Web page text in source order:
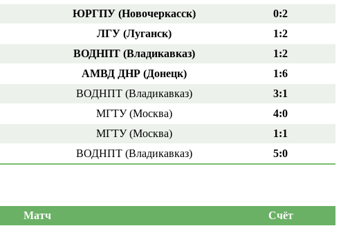
ЮРГПУ (Новочеркасск)
0:2
ЛГУ (Луганск)
1:2
ВОДНПТ (Владикавказ)
1:2
АМВД ДНР (Донецк)
1:6
ВОДНПТ (Владикавказ)
3:1
МГТУ (Москва)
4:0
МГТУ (Москва)
1:1
ВОДНПТ (Владикавказ) 5:0
Матч
Счёт